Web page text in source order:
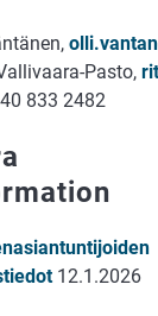
Pasto,
833 2482
12.1.2026